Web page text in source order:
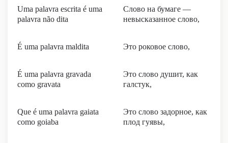
Uma palavra escrita é uma
palavra não dita
Слово на бумаге —
невысказанное слово,
É uma palavra maldita Это роковое слово,
É uma palavra gravada
como gravata
Это слово душит, как
галстук,
Que é uma palavra gaiata
como goiaba
Это слово задорное, как
плод гуявы,